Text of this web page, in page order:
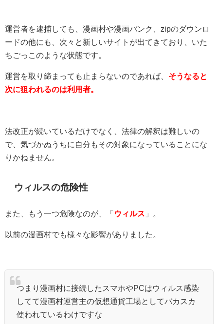
運営者を逮捕しても、漫画村や漫画バンク、zipのダウンロ
ードの他にも、次々と新しいサイトが出てきており、いた
ちごっこのような状態です。
運営を取り締まっても止まらないのであれば、 そうなると
次に狙われるのは利用者。
法改正が続いているだけでなく、法律の解釈は難しいの
で、気づかぬうちに自分もその対象になっていることにな
りかねません。
ウィルスの危険性
また、もう一つ危険なのが、「 ウィルス 」。
以前の漫画村でも様々な影響がありました。
つまり漫画村に接続したスマホやPCはウィルス感染
してて漫画村運営主の仮想通貨工場としてバカスカ
使われているわけですな